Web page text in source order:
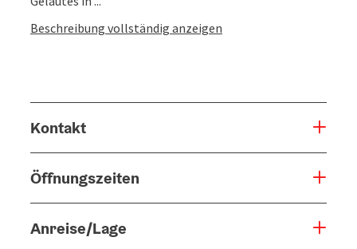
Beschreibung vollständig anzeigen
Kontakt
Öffnungszeiten
Anreise/Lage